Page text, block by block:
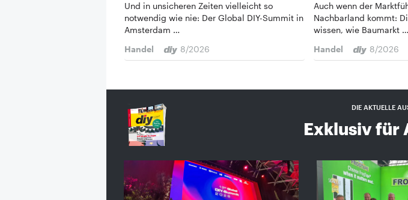
Und in unsicheren Zeiten vielleicht so
notwendig wie nie: Der Global DIY-Summit in
Amsterdam …
Handel
8/2026
Auch wenn der
Nachbarland kommt:
wissen, wie Baumarkt …
Handel
8/2026
DIE AKTUELLE
Exklusiv für